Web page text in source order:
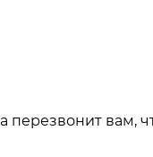
перезвонит вам,